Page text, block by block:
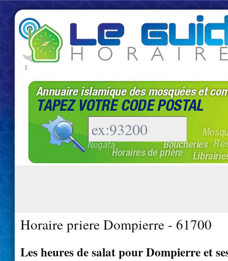
|
Horaire priere Dompierre - 61700
Les heures de salat pour Dompierre et